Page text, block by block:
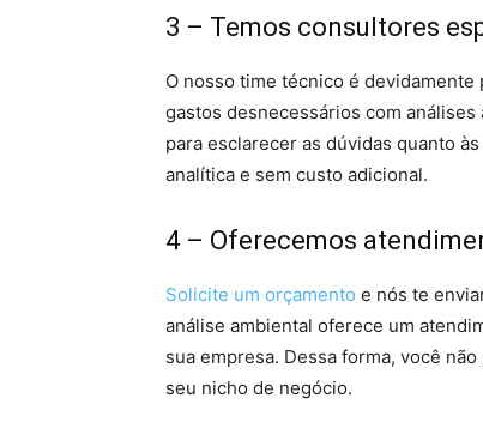
3 – Temos consultores
O nosso time técnico é
gastos desnecessários com
para esclarecer as dúvidas quanto
analítica e sem custo adicional.
4 – Oferecemos
Solicite um orçamento e nós te
análise ambiental oferece um
sua empresa. Dessa forma, você
seu nicho de negócio.